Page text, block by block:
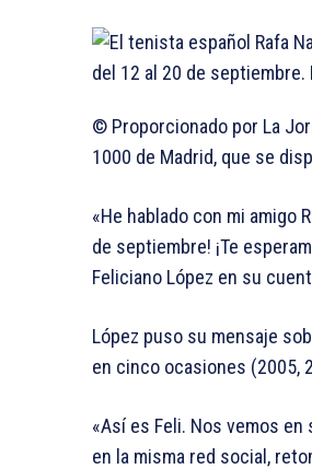
© Proporcionado por La
1000 de Madrid, que se
«He hablado con mi amigo
de septiembre! ¡Te
Feliciano López en su
López puso su mensaje
en cinco ocasiones (2005,
«Así es Feli. Nos vemos
en la misma red social,